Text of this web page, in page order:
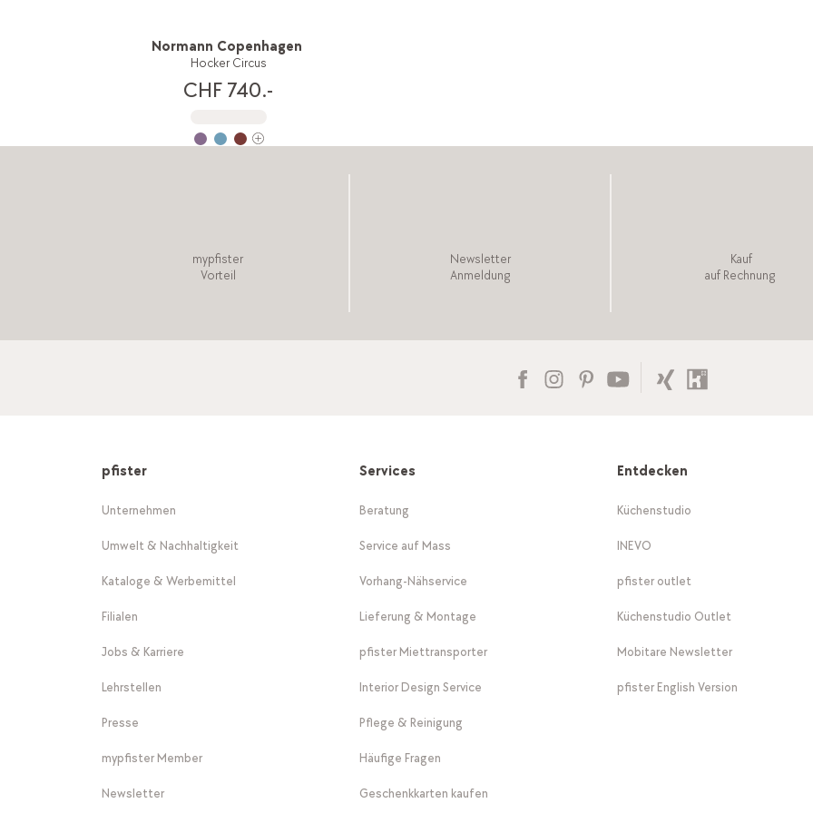
Normann Copenhagen
Hocker Circus
CHF 740.-
mypfister
Vorteil
Newsletter
Anmeldung
Kauf
auf Rechnung
pfister
Unternehmen
Umwelt & Nachhaltigkeit
Kataloge & Werbemittel
Filialen
Jobs & Karriere
Lehrstellen
Presse
mypfister Member
Newsletter
Services
Beratung
Service auf Mass
Vorhang-Nähservice
Lieferung & Montage
pfister Miettransporter
Interior Design Service
Pflege & Reinigung
Häufige Fragen
Geschenkkarten kaufen
Entdecken
Küchenstudio
INEVO
pfister outlet
Küchenstudio Outlet
Mobitare Newsletter
pfister English Version